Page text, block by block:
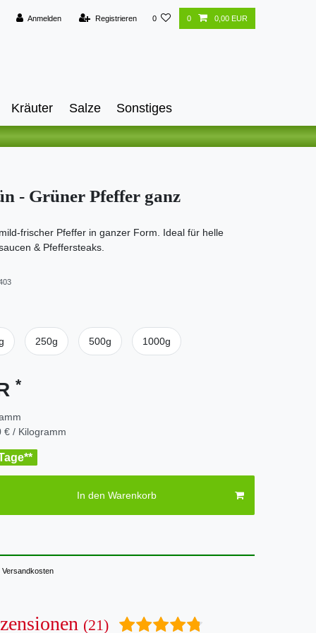
Anmelden Registrieren 0 0 0,00 EUR
Kräuter Salze Sonstiges
- Grüner Pfeffer ganz
frischer Pfeffer in ganzer Form. Ideal für helle
& Pfeffersteaks.
250g 500g 1000g
*
€ / Kilogramm
In den Warenkorb
Versandkosten
(21)